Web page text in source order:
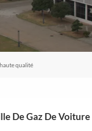
qualité
De Gaz De